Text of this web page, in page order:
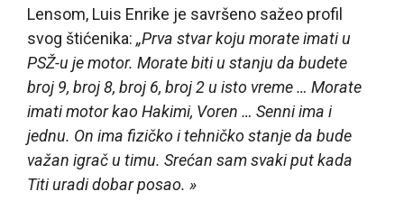
Lensom, Luis Enrike je savršeno sažeo profil
svog štićenika: „Prva stvar koju morate imati u
PSŽ-u je motor. Morate biti u stanju da budete
broj 9, broj 8, broj 6, broj 2 u isto vreme … Morate
imati motor kao Hakimi, Voren … Senni ima i
jednu. On ima fizičko i tehničko stanje da bude
važan igrač u timu. Srećan sam svaki put kada
Titi uradi dobar posao. »